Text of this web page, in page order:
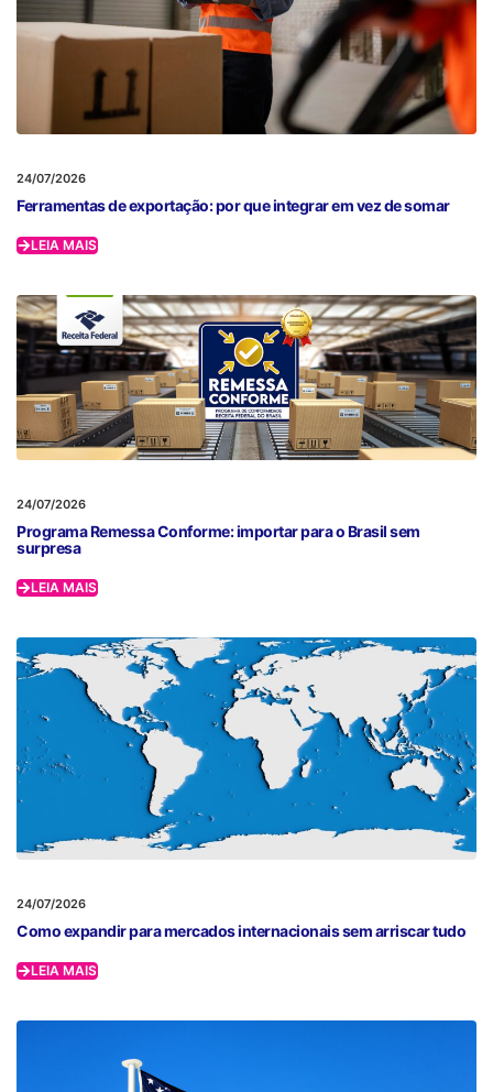
24/07/2026
Ferramentas de exportação: por que integrar em vez de somar
LEIA MAIS
24/07/2026
Programa Remessa Conforme: importar para o Brasil sem
surpresa
LEIA MAIS
24/07/2026
Como expandir para mercados internacionais sem arriscar tudo
LEIA MAIS